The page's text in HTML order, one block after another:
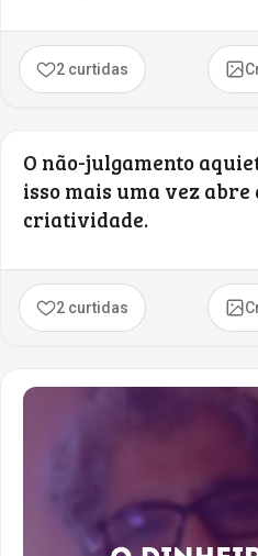
2 curtidas
O não-julgamento
isso mais uma vez
criatividade.
2 curtidas